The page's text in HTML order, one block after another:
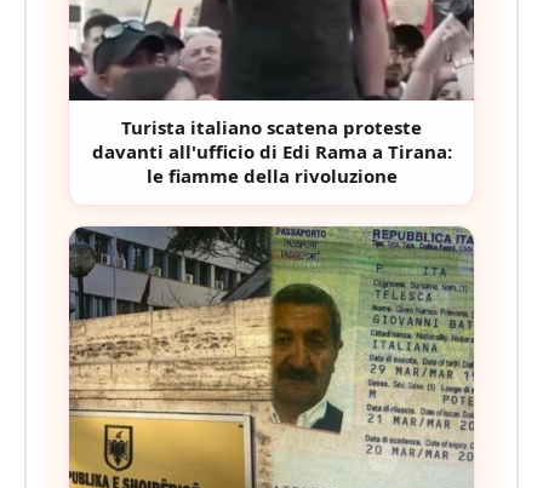
Turista italiano scatena proteste
davanti all'ufficio di Edi Rama a Tirana:
le fiamme della rivoluzione